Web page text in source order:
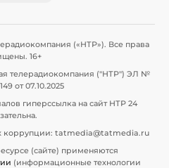
(«НТР»). Все права
16+
телерадиокомпания ("НТР") ЭЛ №
от 07.10.2025
гиперссылка на сайт НТР 24
коррупции: tatmedia@tatmedia.ru
(сайте) применяются
(информационные технологии